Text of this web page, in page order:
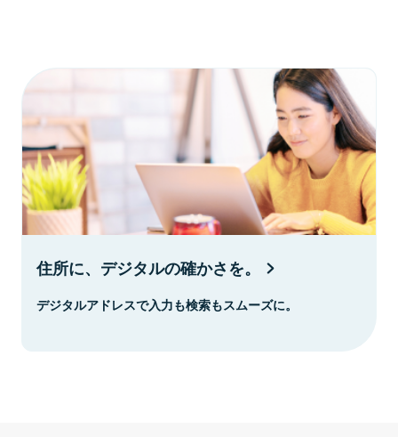
住所に、デジタルの確かさを。
デジタルアドレスで入力も検索もスムーズに。